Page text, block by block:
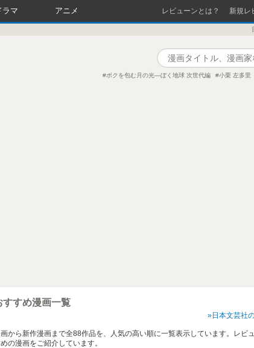
ラマ アニメ レビューンとは？ 新規レ
ボクを包む月の光―ぼく地球 次世代編 小栗 左多里
すすめ漫画一覧
日本文芸社
から新作漫画まで全88作品を、人気の高い順に一覧表示しています。レビ
の漫画をご紹介しています。